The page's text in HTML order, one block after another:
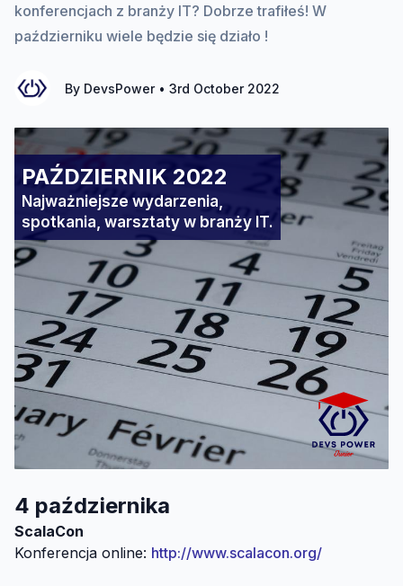
konferencjach z branży IT? Dobrze trafiłeś! W
październiku wiele będzie się działo !
By DevsPower • 3rd October 2022
PAŹDZIERNIK 2022
Najważniejsze wydarzenia,
spotkania, warsztaty w branży IT.
4 października
ScalaCon
Konferencja online: http://www.scalacon.org/